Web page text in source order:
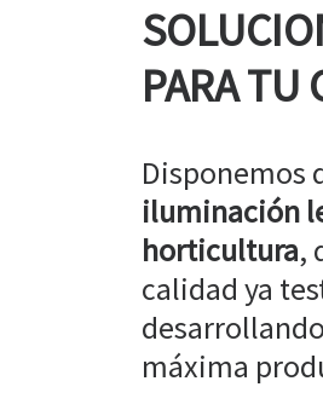
PARA TU
Disponemos
iluminación
horticultura,
calidad ya
máxima